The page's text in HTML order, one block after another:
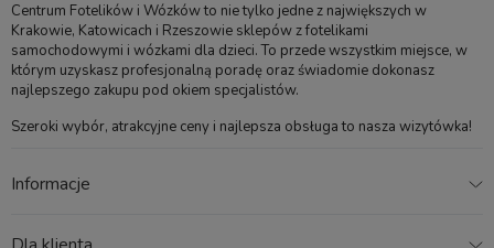
Wózek posiada intuicyjny i prosty w obsłudze mechanizm
tylne koła, dzięki czemu całość zajmuje niewiele miejsca po
wózka.
Centrum Fotelików i Wózków to nie tylko jedne z największych w
Krakowie, Katowicach i Rzeszowie sklepów z fotelikami
samochodowymi i wózkami dla dzieci. To przede wszystkim miejsce, w
którym uzyskasz profesjonalną poradę oraz świadomie dokonasz
najlepszego zakupu pod okiem specjalistów.
Szeroki wybór, atrakcyjne ceny i najlepsza obsługa to nasza wizytówka!
Informacje